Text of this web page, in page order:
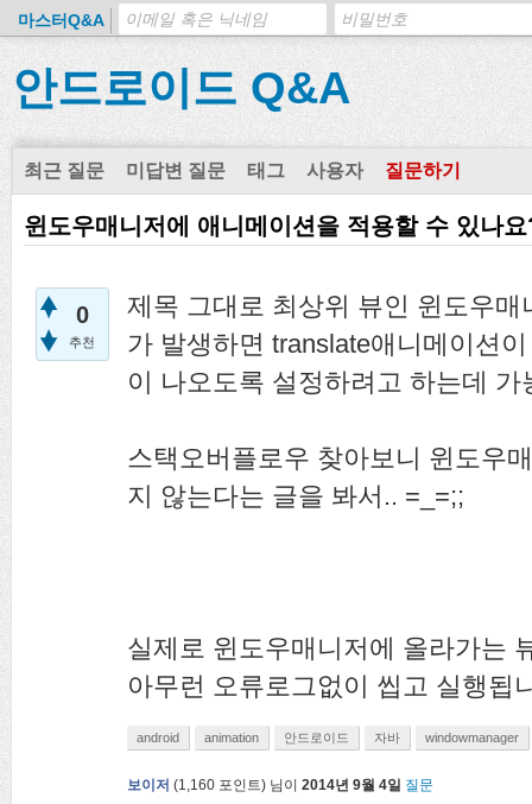
마스터Q&A
안드로이드 Q&A
최근 질문 미답변 질문 태그 사용자 질문하기
윈도우매니저에 애니메이션을 적용할 수 있나
0
추천
제목 그대로 최상위 뷰인 윈도우
가 발생하면 translate애니메이션
이 나오도록 설정하려고 하는데 가
스택오버플로우 찾아보니 윈도우
지 않는다는 글을 봐서.. =_=;;
실제로 윈도우매니저에 올라가는
아무런 오류로그없이 씹고 실행됩
android animation 안드로이드 자바 windowmanager
보이저 (1,160 포인트) 님이 2014년 9월 4일 질문